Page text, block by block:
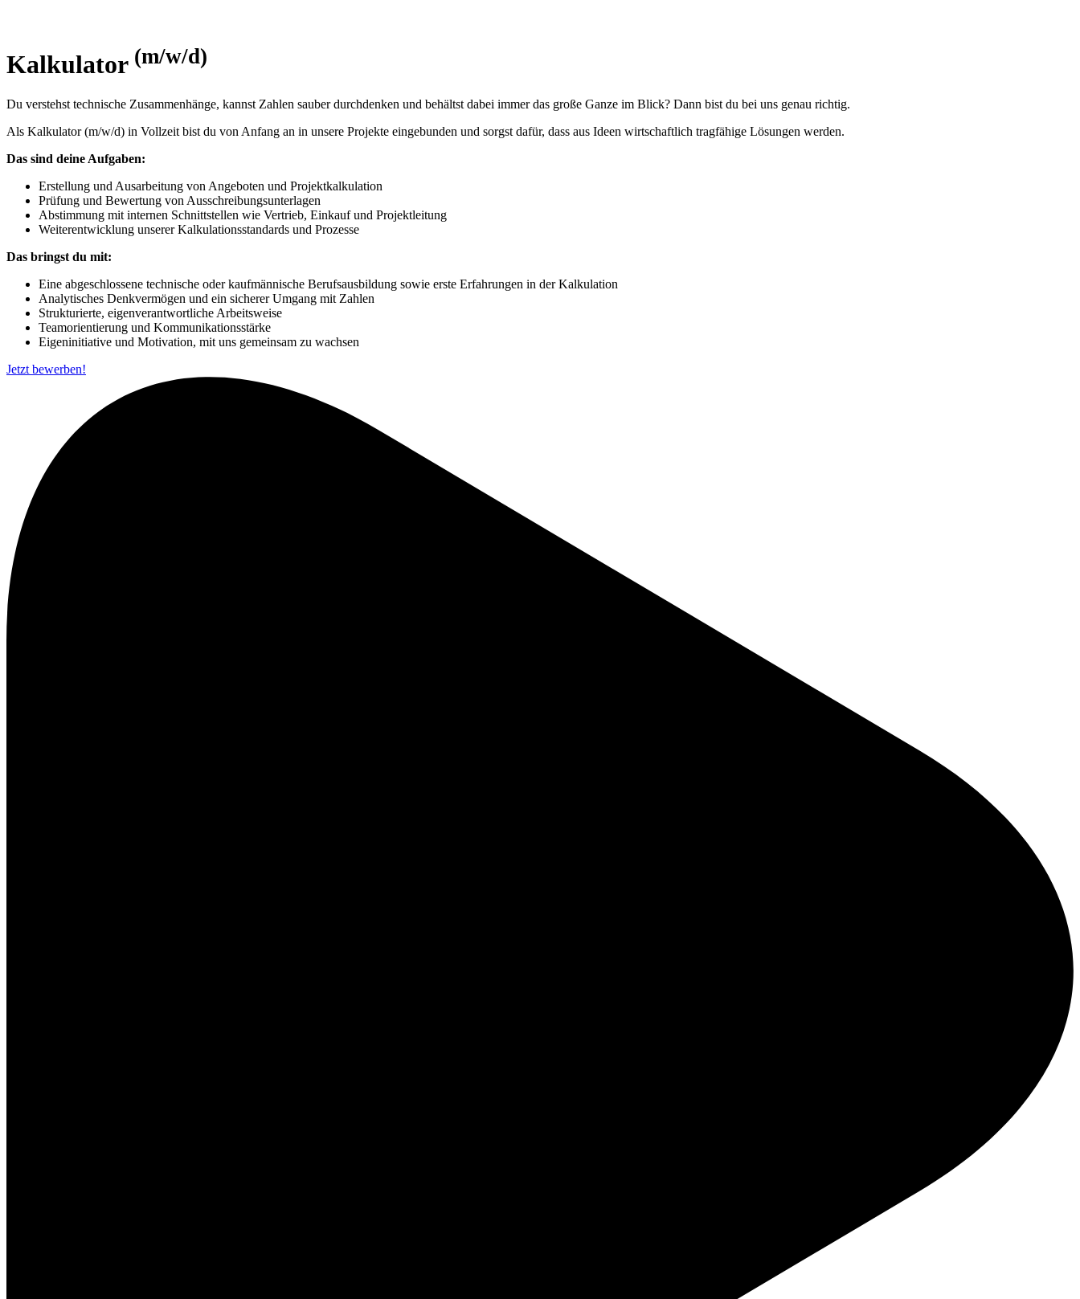
Kalkulator (m/w/d)
Du verstehst technische Zu­sammen­hänge, kannst Zahlen sauber durch­denken und be­hältst dabei immer das große Ganze im Blick? Dann bist du bei uns genau richtig.
Als Kalkulator (m/w/d) in Voll­zeit bist du von An­fang an in unsere Projekte ein­ge­bunden und sorgst dafür, dass aus Ideen wirt­schaft­lich trag­fähige Lö­sungen werden.
Das sind deine Aufgaben:
Erstellung und Aus­ar­bei­tung von An­ge­boten und Projekt­kalkulation
Prüfung und Bewertung von Auss­chreibungs­unter­lagen
Abstimmung mit internen Schnitt­stellen wie Ver­trieb, Ein­kauf und Projekt­leitung
Weiterentwicklung unserer Kalku­lations­stan­dards und Prozesse
Das bringst du mit:
Eine abgeschlossene tech­nische oder kauf­männische Berufs­aus­bildung sowie erste Er­fahrungen in der Kalku­lation
Analytisches Denk­ver­mögen und ein sicherer Um­gang mit Zahlen
Strukturierte, eigen­ver­ant­wortliche Arbeits­weise
Teamorientierung und Kommu­nika­tions­stärke
Eigen­initiative und Moti­vation, mit uns ge­mein­sam zu wachsen
Jetzt bewerben!